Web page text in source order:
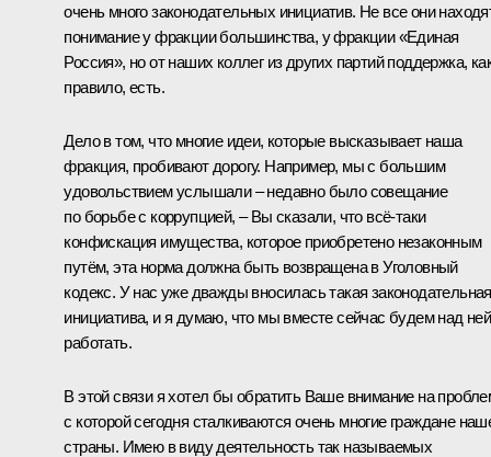
очень много законодательных инициатив. Не все они
понимание у фракции большинства, у фракции «Единая
Россия», но от наших коллег из других партий поддержка,
правило, есть.
Дело в том, что многие идеи, которые высказывает наша
фракция, пробивают дорогу. Например, мы с большим
удовольствием услышали – недавно было совещание
по борьбе с коррупцией, – Вы сказали, что всё‑таки
конфискация имущества, которое приобретено незаконным
путём, эта норма должна быть возвращена в Уголовный
кодекс. У нас уже дважды вносилась такая законодательная
инициатива, и я думаю, что мы вместе сейчас будем над ней
работать.
В этой связи я хотел бы обратить Ваше внимание на
с которой сегодня сталкиваются очень многие граждане
страны. Имею в виду деятельность так называемых